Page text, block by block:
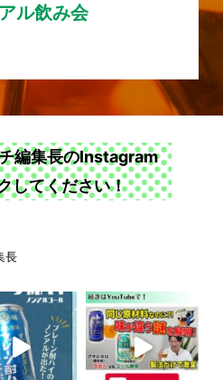
ル飲み会
編集長のInstagram
してください！
長